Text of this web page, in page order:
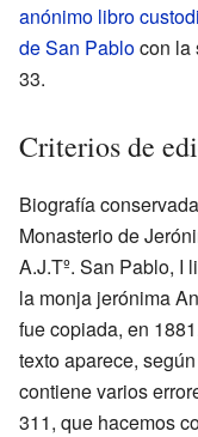
anónimo libro
de San Pablocon la
33.
Criterios de
Biografía
Monasterio de
A.J.Tº. San Pablo, I
la monja jerónima
fue copiada, en
texto aparece,
contiene varios
311, que hacemos